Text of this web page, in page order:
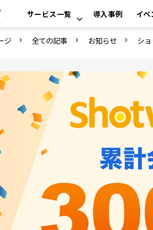
サービス一覧 導入事例 イベ
ジ 全ての記事 お知らせ シ